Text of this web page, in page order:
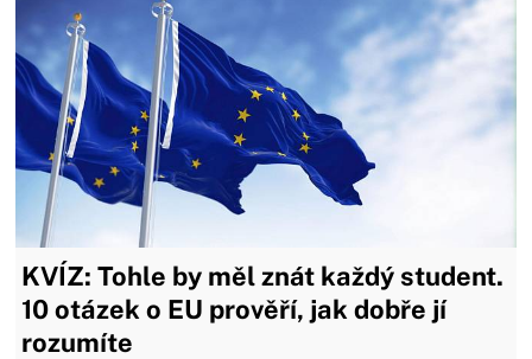
KVÍZ: Tohle by měl znát každý student.
10 otázek o EU prověří, jak dobře jí
rozumíte